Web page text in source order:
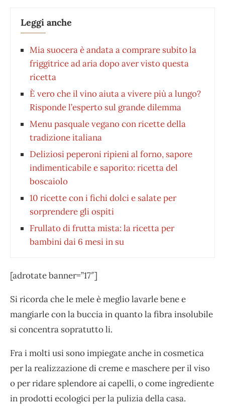
Leggi anche
Mia suocera è andata a comprare subito la
friggitrice ad aria dopo aver visto questa
ricetta
È vero che il vino aiuta a vivere più a lungo?
Risponde l’esperto sul grande dilemma
Menu pasquale vegano con ricette della
tradizione italiana
Deliziosi peperoni ripieni al forno, sapore
indimenticabile e saporito: ricetta del
boscaiolo
10 ricette con i fichi dolci e salate per
sorprendere gli ospiti
Frullato di frutta mista: la ricetta per
bambini dai 6 mesi in su
[adrotate banner=”17″]
Si ricorda che le mele è meglio lavarle bene e
mangiarle con la buccia in quanto la fibra insolubile
si concentra sopratutto li.
Fra i molti usi sono impiegate anche in cosmetica
per la realizzazione di creme e maschere per il viso
o per ridare splendore ai capelli, o come ingrediente
in prodotti ecologici per la pulizia della casa.